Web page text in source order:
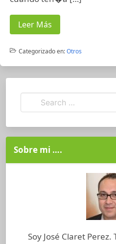
Leer Más
Categorizado en:Otros
Sobre mi ….
Soy José Claret